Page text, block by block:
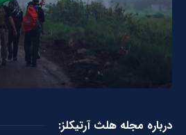
درباره مجله هلث آرتیکلز: